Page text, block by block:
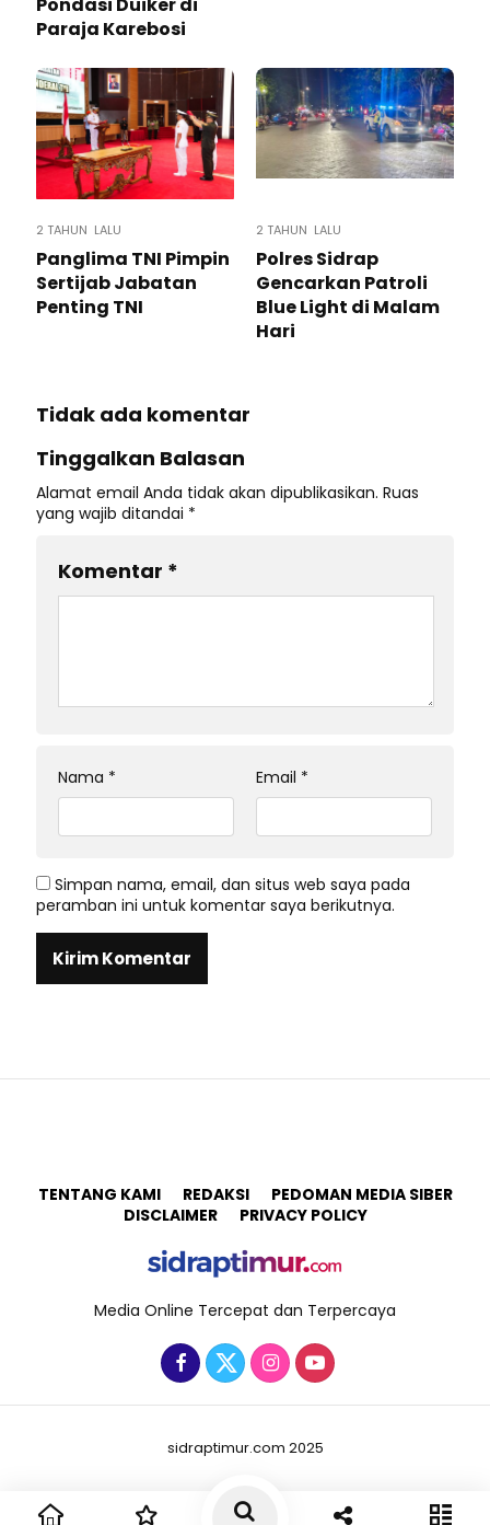
Paraja Karebosi
2 TAHUN LALU
Panglima TNI Pimpin
Sertijab Jabatan
Penting TNI
2 TAHUN LALU
Polres Sidrap
Gencarkan Patroli
Blue Light di Malam
Hari
Tidak ada komentar
Tinggalkan Balasan
Alamat email Anda tidak akan dipublikasikan. Ruas
yang wajib ditandai *
Komentar *
Nama * Email *
Simpan nama, email, dan situs web saya pada
peramban ini untuk komentar saya berikutnya.
TENTANG KAMI REDAKSI
PEDOMAN MEDIA SIBER
DISCLAIMER
PRIVACY POLICY
Media Online Tercepat dan Terpercaya
sidraptimur.com 2025